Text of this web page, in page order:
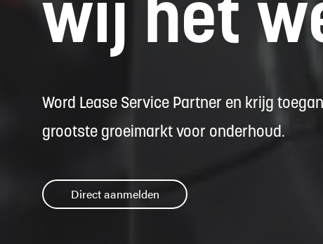
Word Lease Service Partner en krijg
grootste groeimarkt voor onderhoud.
Direct aanmelden